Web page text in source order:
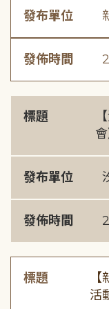
發布單位
發佈時間
標題
會
發布單位
發佈時間
標題
活